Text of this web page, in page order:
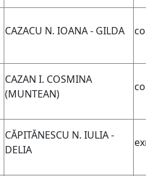
CAZACU N. IOANA - GILDA
CAZAN I. COSMINA
(MUNTEAN)
CĂPITĂNESCU N. IULIA -
DELIA